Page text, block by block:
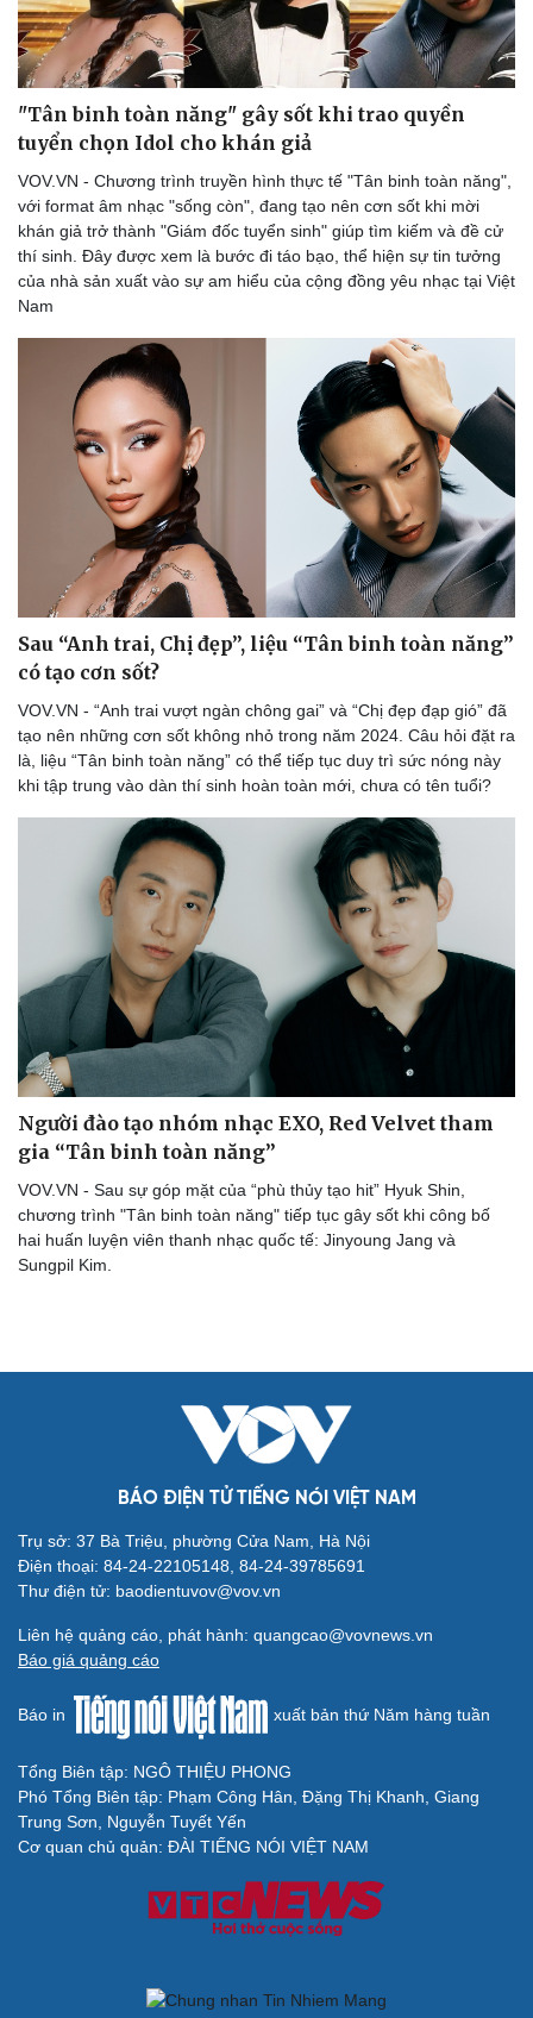
Du lịch
Săn Tour
Podcast
Câu chuyện thời sự
Đọc truyện đêm khuya
Cửa sổ tình yêu
Kể chuyện cho bé
Hạt giống tâm hồn
"Tân binh toàn năng" gây sốt khi trao quyền
tuyển chọn Idol cho khán giả
VOV.VN - Chương trình truyền hình thực tế "Tân binh toàn năng",
với format âm nhạc "sống còn", đang tạo nên cơn sốt khi mời
khán giả trở thành "Giám đốc tuyển sinh" giúp tìm kiếm và đề cử
thí sinh. Đây được xem là bước đi táo bạo, thể hiện sự tin tưởng
của nhà sản xuất vào sự am hiểu của cộng đồng yêu nhạc tại Việt
Nam
Sau “Anh trai, Chị đẹp”, liệu “Tân binh toàn năng”
có tạo cơn sốt?
VOV.VN - “Anh trai vượt ngàn chông gai” và “Chị đẹp đạp gió” đã
tạo nên những cơn sốt không nhỏ trong năm 2024. Câu hỏi đặt ra
là, liệu “Tân binh toàn năng” có thể tiếp tục duy trì sức nóng này
khi tập trung vào dàn thí sinh hoàn toàn mới, chưa có tên tuổi?
Người đào tạo nhóm nhạc EXO, Red Velvet tham
gia “Tân binh toàn năng”
VOV.VN - Sau sự góp mặt của “phù thủy tạo hit” Hyuk Shin,
chương trình "Tân binh toàn năng" tiếp tục gây sốt khi công bố
hai huấn luyện viên thanh nhạc quốc tế: Jinyoung Jang và
Sungpil Kim.
BÁO ĐIỆN TỬ TIẾNG NÓI VIỆT NAM
Trụ sở: 37 Bà Triệu, phường Cửa Nam, Hà Nội
Điện thoại: 84-24-22105148, 84-24-39785691
Thư điện tử: baodientuvov@vov.vn
Liên hệ quảng cáo, phát hành: quangcao@vovnews.vn
Báo giá quảng cáo
Báo in xuất bản thứ Năm hàng tuần
Tổng Biên tập: NGÔ THIỆU PHONG
Phó Tổng Biên tập: Phạm Công Hân, Đặng Thị Khanh, Giang
Trung Sơn, Nguyễn Tuyết Yến
Cơ quan chủ quản: ĐÀI TIẾNG NÓI VIỆT NAM